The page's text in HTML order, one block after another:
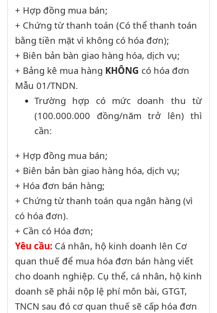
+ Hợp đồng mua bán;
+ Chứng từ thanh toán (Có thể thanh toán
bằng tiền mặt vì không có hóa đơn);
+ Biên bản bàn giao hàng hóa, dịch vụ;
+ Bảng kê mua hàng KHÔNG có hóa đơn
Mẫu 01/TNDN.
Trường hợp có mức doanh thu từ
(100.000.000 đồng/năm trở lên) thì
cần:
+ Hợp đồng mua bán;
+ Biên bản bàn giao hàng hóa, dịch vụ;
+ Hóa đơn bán hàng;
+ Chứng từ thanh toán qua ngân hàng (vì
có hóa đơn).
+ Cần có Hóa đơn;
Yêu cầu: Cá nhân, hộ kinh doanh lên Cơ
quan thuế để mua hóa đơn bán hàng viết
cho doanh nghiệp. Cụ thể, cá nhân, hộ kinh
doanh sẽ phải nộp lệ phí môn bài, GTGT,
TNCN sau đó cơ quan thuế sẽ cấp hóa đơn